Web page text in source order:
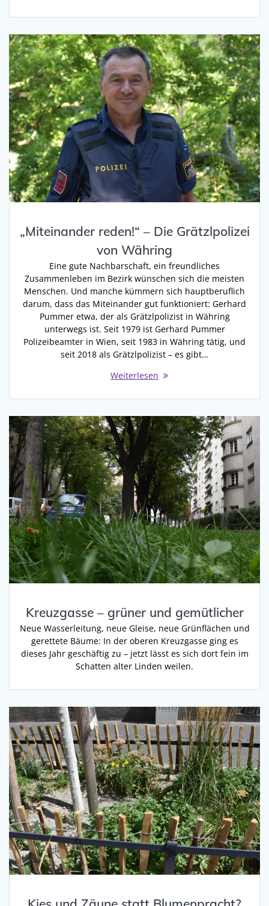
„Miteinander reden!“ – Die Grätzlpolizei
von Währing
Eine gute Nachbarschaft, ein freundliches
Zusammenleben im Bezirk wünschen sich die meisten
Menschen. Und manche kümmern sich hauptberuflich
darum, dass das Miteinander gut funktioniert: Gerhard
Pummer etwa, der als Grätzlpolizist in Währing
unterwegs ist. Seit 1979 ist Gerhard Pummer
Polizeibeamter in Wien, seit 1983 in Währing tätig, und
seit 2018 als Grätzlpolizist – es gibt…
Weiterlesen
Kreuzgasse – grüner und gemütlicher
Neue Wasserleitung, neue Gleise, neue Grünflächen und
gerettete Bäume: In der oberen Kreuzgasse ging es
dieses Jahr geschäftig zu – jetzt lässt es sich dort fein im
Schatten alter Linden weilen.